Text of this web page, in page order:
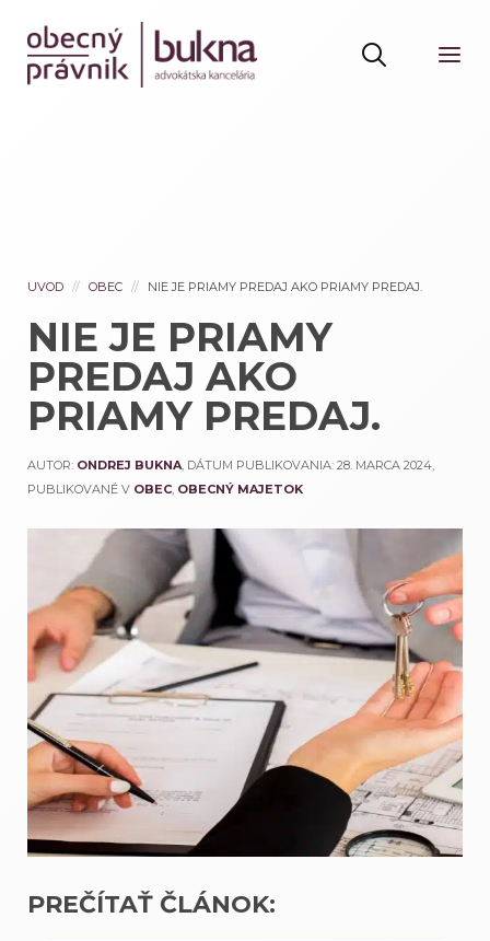
UVOD OBEC NIE JE PRIAMY PREDAJ AKO PRIAMY PREDAJ.
NIE JE PRIAMY
PREDAJ AKO
PRIAMY PREDAJ.
AUTOR: ONDREJ BUKNA, DÁTUM PUBLIKOVANIA: 28. MARCA 2024,
PUBLIKOVANÉ V OBEC, OBECNÝ MAJETOK
PREČÍTAŤ ČLÁNOK: